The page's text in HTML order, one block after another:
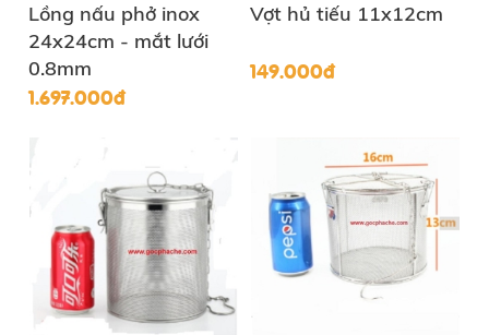
Lồng nấu phở inox
24x24cm - mắt lưới
0.8mm
1.697.000đ
Vợt hủ tiếu 11x12cm
149.000đ